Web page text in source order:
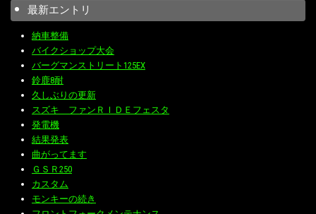
最新エントリ
納車整備
バイクショップ大会
バーグマンストリート125EX
鈴鹿8耐
久しぶりの更新
スズキ ファンＲＩＤＥフェスタ
発電機
結果発表
曲がってます
ＧＳＲ250
カスタム
モンキーの続き